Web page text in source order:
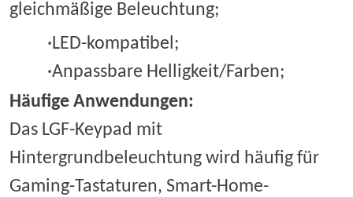
gleichmäßige Beleuchtung;
·LED-kompatibel;
·Anpassbare Helligkeit/Farben;
Häufige Anwendungen:
Das LGF-Keypad mit
Hintergrundbeleuchtung wird häufig für
Gaming-Tastaturen, Smart-Home-